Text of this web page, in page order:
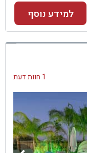
למידע נוסף
1 חוות דעת